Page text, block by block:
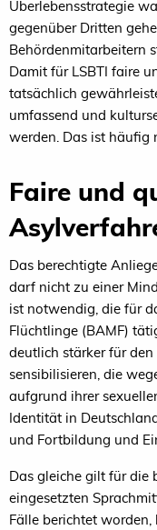
Überlebensstrategie
gegenüber Dritten
Behördenmitarbeitern
Damit für LSBTI faire
tatsächlich
umfassend und
werden. Das ist häufig
Faire und
Das berechtigte
darf nicht zu einer
ist notwendig, die für
Flüchtlinge (BAMF)
deutlich stärker für
sensibilisieren, die
aufgrund ihrer
Identität in
und Fortbildung und
Das gleiche gilt für die
eingesetzten
Fälle berichtet